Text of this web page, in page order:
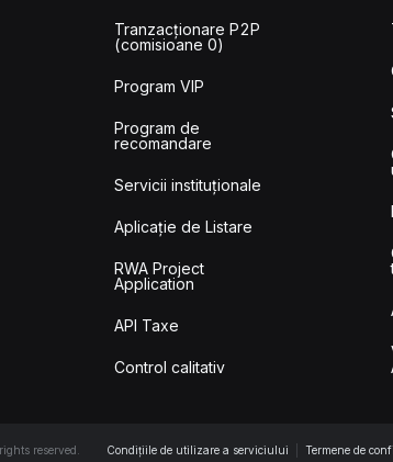
Tranzacționare P2P
(comisioane 0)
Program VIP
Program de
recomandare
Servicii instituționale
Aplicație de Listare
RWA Project
Application
API Taxe
Control calitativ
reserved. Condițiile de utilizare a serviciului Termene de